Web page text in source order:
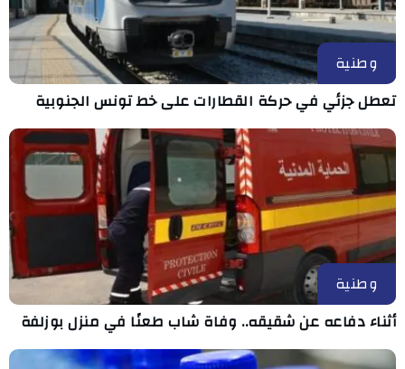
وطنية
تعطل جزئي في حركة القطارات على خط تونس الجنوبية
وطنية
أثناء دفاعه عن شقيقه.. وفاة شاب طعنًا في منزل بوزلفة